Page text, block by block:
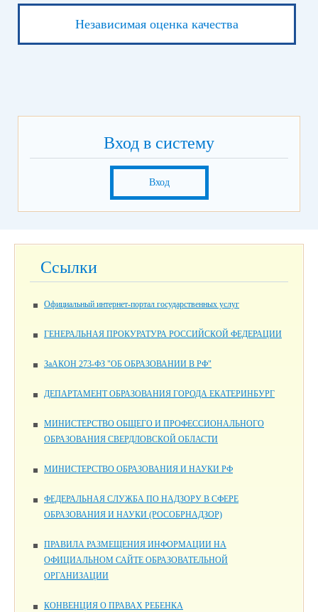
Независимая оценка качества
Вход в систему
Вход
Ссылки
Официальный интернет-портал государственных услуг
ГЕНЕРАЛЬНАЯ ПРОКУРАТУРА РОССИЙСКОЙ ФЕДЕРАЦИИ
ЗаАКОН 273-ФЗ "ОБ ОБРАЗОВАНИИ В РФ"
ДЕПАРТАМЕНТ ОБРАЗОВАНИЯ ГОРОДА ЕКАТЕРИНБУРГ
МИНИСТЕРСТВО ОБЩЕГО И ПРОФЕССИОНАЛЬНОГО
ОБРАЗОВАНИЯ СВЕРДЛОВСКОЙ ОБЛАСТИ
МИНИСТЕРСТВО ОБРАЗОВАНИЯ И НАУКИ РФ
ФЕДЕРАЛЬНАЯ СЛУЖБА ПО НАДЗОРУ В СФЕРЕ
ОБРАЗОВАНИЯ И НАУКИ (РОСОБРНАДЗОР)
ПРАВИЛА РАЗМЕЩЕНИЯ ИНФОРМАЦИИ НА
ОФИЦИАЛЬНОМ САЙТЕ ОБРАЗОВАТЕЛЬНОЙ
ОРГАНИЗАЦИИ
КОНВЕНЦИЯ О ПРАВАХ РЕБЕНКА